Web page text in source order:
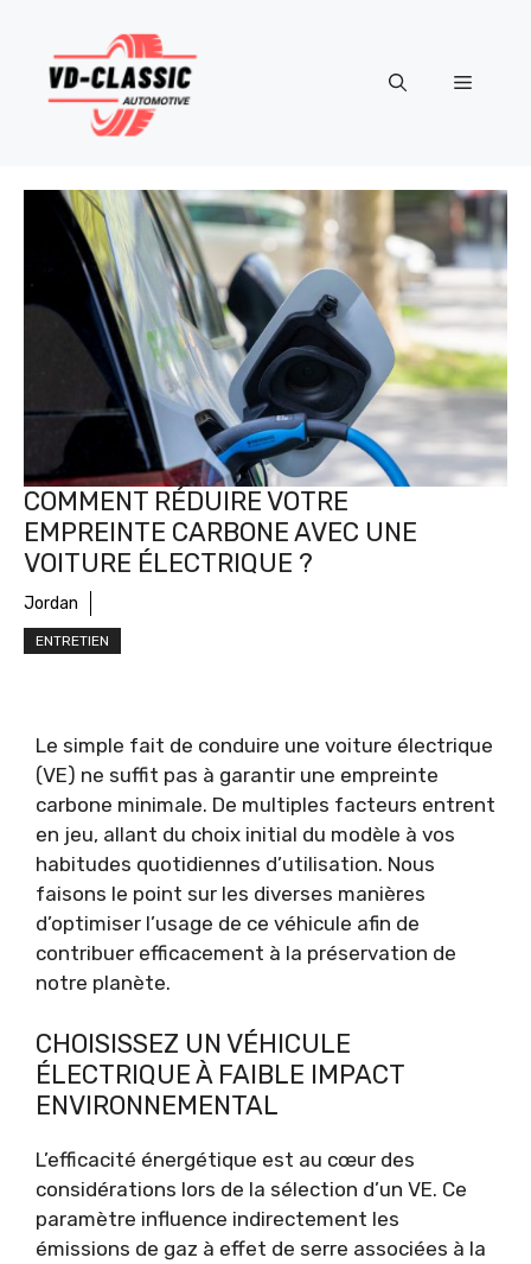
contenu
Menu
COMMENT RÉDUIRE VOTRE
EMPREINTE CARBONE AVEC UNE
VOITURE ÉLECTRIQUE ?
Jordan
ENTRETIEN
Le simple fait de conduire une voiture électrique
(VE) ne suffit pas à garantir une empreinte
carbone minimale. De multiples facteurs entrent
en jeu, allant du choix initial du modèle à vos
habitudes quotidiennes d’utilisation. Nous
faisons le point sur les diverses manières
d’optimiser l’usage de ce véhicule afin de
contribuer efficacement à la préservation de
notre planète.
CHOISISSEZ UN VÉHICULE
ÉLECTRIQUE À FAIBLE IMPACT
ENVIRONNEMENTAL
L’efficacité énergétique est au cœur des
considérations lors de la sélection d’un VE. Ce
paramètre influence indirectement les
émissions de gaz à effet de serre associées à la